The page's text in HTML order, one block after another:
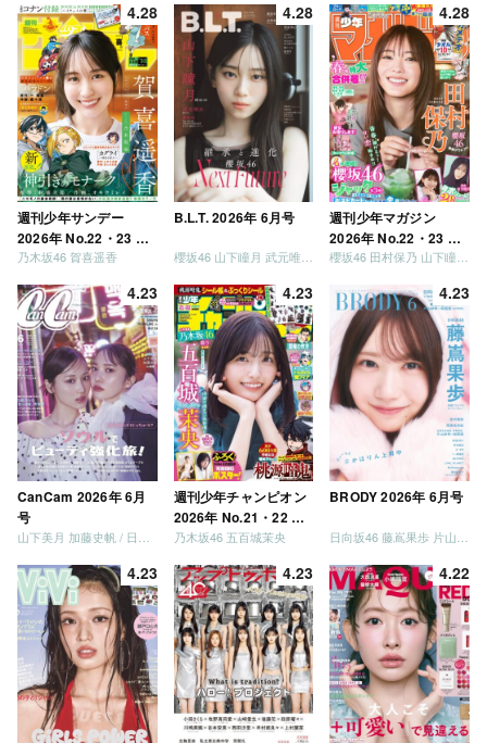
う」「ご褒美でロケし
ましょう」「フレンド
リーになりましょう」
「笑って卒業を祝いま
しょう」 [Blu-ray]
4.28
週刊少年サンデー
2026年 No.22・23 合
併号
乃木坂46 賀喜遥香
4.28
B.L.T. 2026年 6月号
櫻坂46 山下瞳月 武元唯衣 / 乃木坂46 海邉朱莉
4.28
週刊少年マガジン
2026年 No.22・23 合
併号
4.23
CanCam 2026年 6月
号
4.23
週刊少年チャンピオン
2026年 No.21・22 合
併号
乃木坂46 五百城茉央
4.23
BRODY 2026年 6月号
4.23 4.23 4.22